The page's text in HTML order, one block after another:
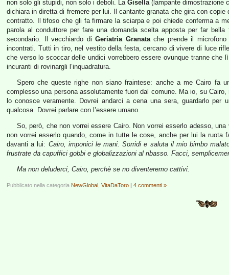
non solo gli stupidi, non solo i deboli. La Gisella(lampante dimostrazione
dichiara in diretta di fremere per lui. Il cantante granata che gira con
contratto. Il tifoso che gli fa firmare la sciarpa e poi chiede conferma a
parola al conduttore per fare una domanda scelta apposta per far
secondario. Il vecchiardo diGeriatria Granatache prende il microfono
incontrati. Tutti in tiro, nel vestito della festa, cercano di vivere di luce
che verso lo scoccar delle undici vorrebbero essere ovunque tranne che
incuranti di rovinargli l’inquadratura.
Spero che queste righe non siano fraintese: anche a me Cairo fa
complesso una persona assolutamente fuori dal comune. Ma io, su
lo conosce veramente. Dovrei andarci a cena una sera, guardarlo per
qualcosa. Dovrei parlare con l’essere umano.
So, però, che non vorrei essere Cairo. Non vorrei esserlo adesso,
non vorrei esserlo quando, come in tutte le cose, anche per lui la ruota
davanti a lui: Cairo, imponici le mani. Sorridi e saluta il mio bimbo
frustrate da capuffici gobbi e globalizzazioni al ribasso. Facci,
Ma non deluderci, Cairo, perchè se no diventeremo cattivi.
Pubblicato nella categoria NewGlobal VitaDaToro | 4 commenti »